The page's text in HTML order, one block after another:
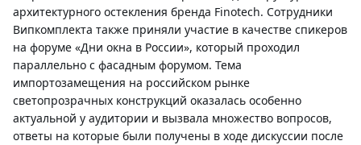
архитектурного остекления бренда Finotech. Сотрудники
Випкомплекта также приняли участие в качестве спикеров
на форуме «Дни окна в России», который проходил
параллельно с фасадным форумом. Тема
импортозамещения на российском рынке
светопрозрачных конструкций оказалась особенно
актуальной у аудитории и вызвала множество вопросов,
ответы на которые были получены в ходе дискуссии после